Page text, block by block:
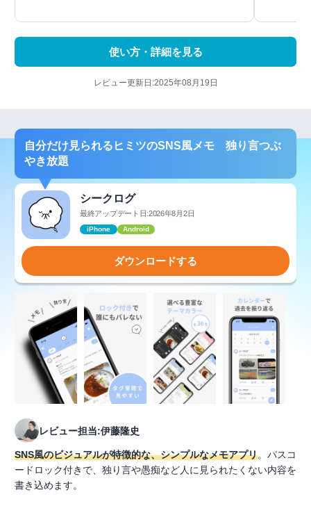
使い方・詳細を見る
レビュー更新日:2025年08月19日
自分だけ見られるヒミツのSNS風メモ 独り言つぶ
やき放題
シークログ
最終アップデート日:2026年8月2日
iPhone Android
ダウンロードする
レビュー担当:伊藤隆史
SNS風のビジュアルが特徴的な、シンプルなメモアプリ。パスコ
ードロック付きで、独り言や愚痴など人に見られたくない内容を
書き込めます。